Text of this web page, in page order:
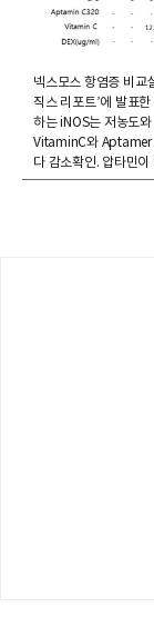
넥스모스 항염증 비교
직스 리포트’에 발표
하는 iNOS는 저농도
VitaminC와 Aptamer
다 감소확인. 압타민